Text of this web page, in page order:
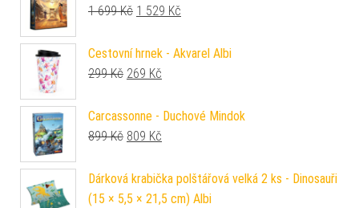
1 699Kč Původní cena byla: 1 699 Kč.
1 529 Kč
Cestovní hrnek - Akvarel Albi
299Kč Původní cena byla: 299 Kč.
269 Kč
Carcassonne - Duchové Mindok
899Kč Původní cena byla: 899 Kč.
809 Kč
Dárková krabička polštářová velká 2 ks - Dinosauři
(15 × 5,5 × 21,5 cm) Albi